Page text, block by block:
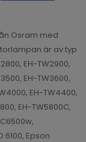
Osram med
är av typ
EH-TW2900,
EH-TW3600,
EH-TW4400,
EH-TW5800C,
6100, Epson